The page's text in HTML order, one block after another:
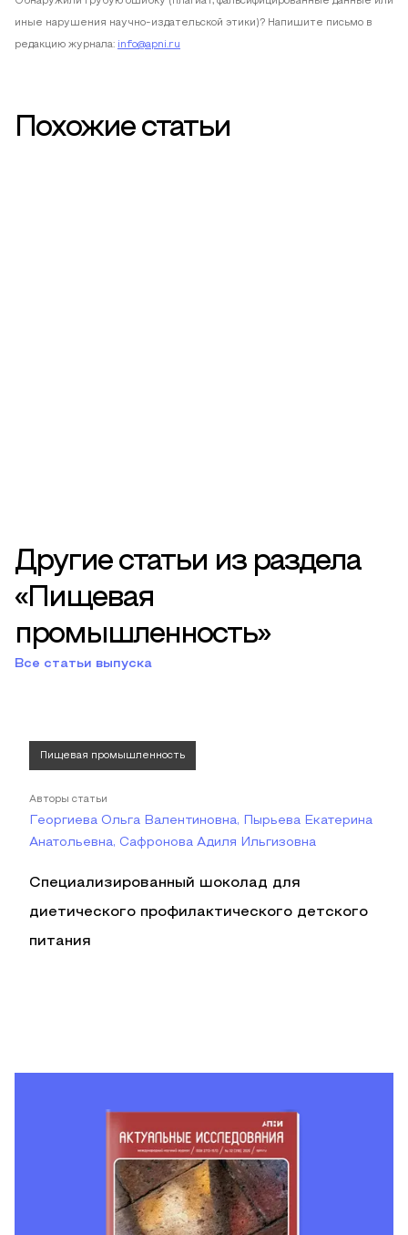
иные нарушения научно-издательской этики)? Напишите письмо в
редакцию журнала: info@apni.ru
Похожие статьи
Другие статьи из раздела
«Пищевая
промышленность»
Все статьи выпуска
Пищевая промышленность
Авторы статьи
Георгиева Ольга Валентиновна, Пырьева Екатерина
Анатольевна, Сафронова Адиля Ильгизовна
Специализированный шоколад для
диетического профилактического детского
питания